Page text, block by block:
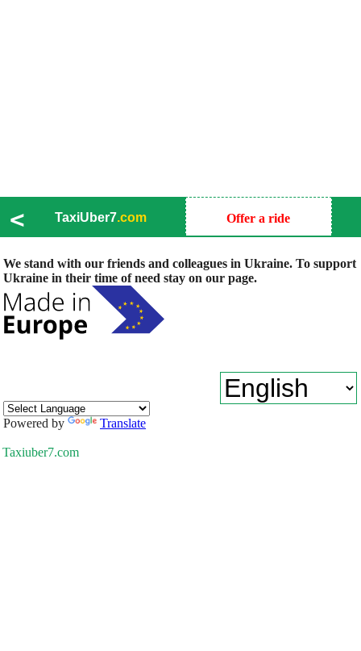
< TaxiUber7.com Offer a ride
We stand with our friends and colleagues in Ukraine. To support
Ukraine in their time of need stay on our page.
Powered by Translate
Taxiuber7.com